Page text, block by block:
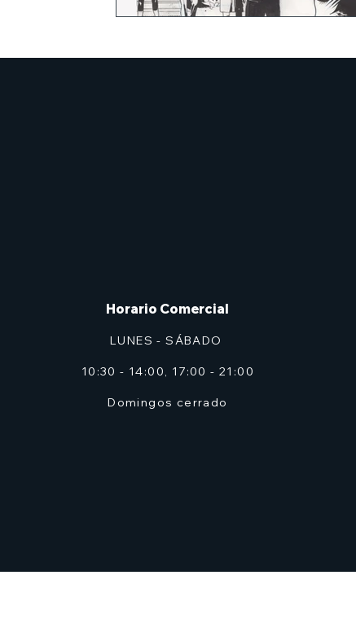
Horario Comercial
LUNES - SÁBADO
10:30 - 14:00, 17:00 - 21:00
Domingos cerrado